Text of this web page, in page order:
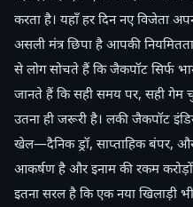
करता है। यहाँ हर दिन नए विजेता
असली मंत्र छिपा है आपकी
से लोग सोचते हैं कि जैकपॉट सिर्फ
जानते हैं कि सही समय पर, सही गेम
उतना ही जरूरी है। लकी जैकपॉट
खेल—दैनिक ड्रॉ, साप्ताहिक बंपर,
आकर्षण है और इनाम की रकम
इतना सरल है कि एक नया खिलाड़ी